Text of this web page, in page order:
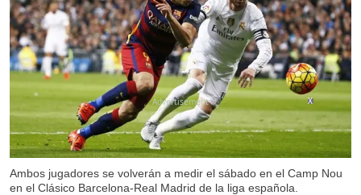
Ambos jugadores se volverán a medir el sábado en el Camp Nou
en el Clásico Barcelona-Real Madrid de la liga española.
X